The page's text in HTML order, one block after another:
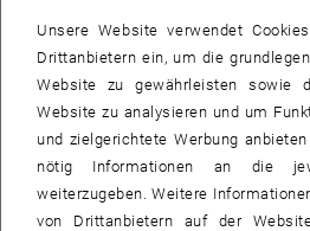
Unsere Website verwendet
Drittanbietern ein, um die
Website zu gewährleisten sowie
Website zu analysieren und um
und zielgerichtete Werbung
nötig Informationen an die
weiterzugeben. Weitere
von Drittanbietern auf der